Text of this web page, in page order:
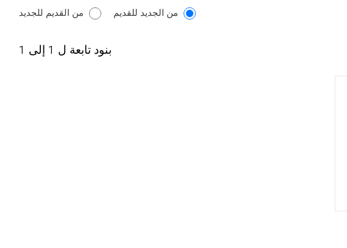
من الجديد للقديم
من القديم للجديد
بنود تابعة ل 1 إلى 1